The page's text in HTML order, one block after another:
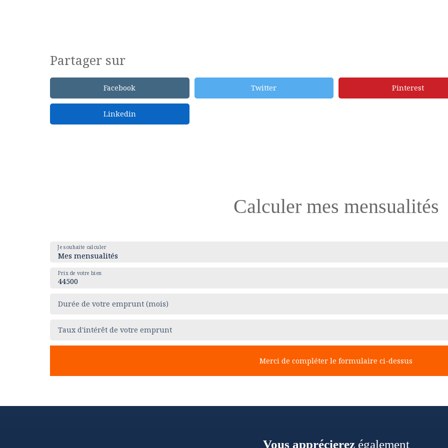
Partager sur
Facebook Twitter Pinterest
Linkedin
Calculer mes mensualités
Mes mensualités
Je souhaite calculer
Prix de votre bien
Durée de votre emprunt (mois)
Taux d'intérêt de votre emprunt
Merci de compléter le formulaire ci-dessus
Vous apprécierezégalement